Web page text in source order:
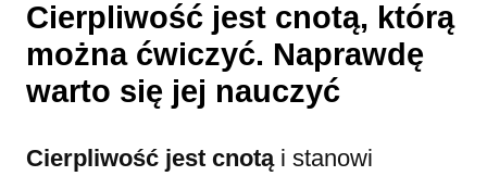
Cierpliwość jest cnotą, którą
można ćwiczyć. Naprawdę
warto się jej nauczyć
Cierpliwość jest cnotąi stanowi